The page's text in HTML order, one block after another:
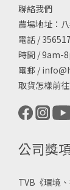
聯絡我們
農場地址：
電話 /
時間 / 9am-
電郵 /
取貨怎樣前往
公司獎
TVB《環境